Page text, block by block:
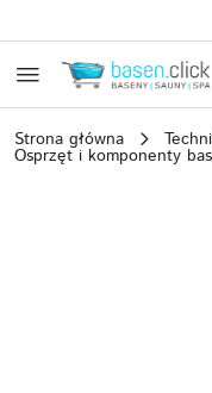
Strona główna
Osprzęt i komponenty